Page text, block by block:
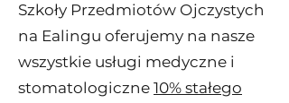
Szkoły Przedmiotów Ojczystych
na Ealingu oferujemy na nasze
wszystkie usługi medyczne i
stomatologiczne 10% stałego